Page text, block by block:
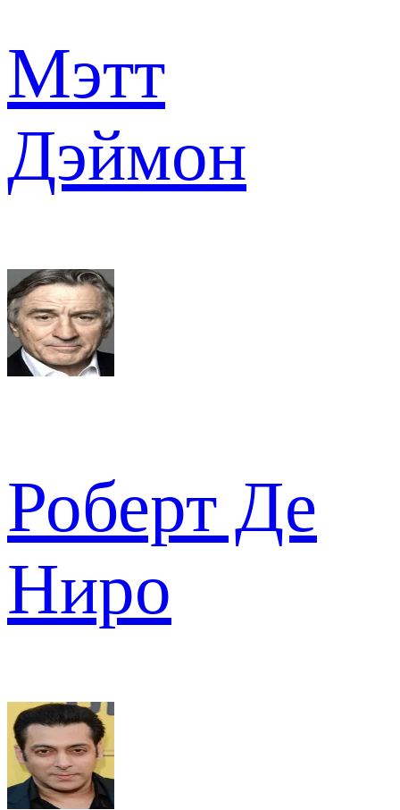
Мэтт
Дэймон
Роберт Де
Ниро